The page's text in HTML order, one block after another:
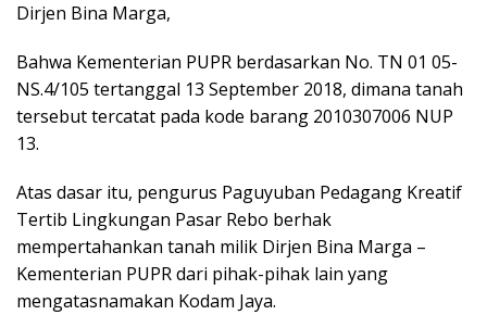
Dirjen Bina Marga,
Bahwa Kementerian PUPR berdasarkan No. TN 01 05-
NS.4/105 tertanggal 13 September 2018, dimana tanah
tersebut tercatat pada kode barang 2010307006 NUP
13.
Atas dasar itu, pengurus Paguyuban Pedagang Kreatif
Tertib Lingkungan Pasar Rebo berhak
mempertahankan tanah milik Dirjen Bina Marga –
Kementerian PUPR dari pihak-pihak lain yang
mengatasnamakan Kodam Jaya.